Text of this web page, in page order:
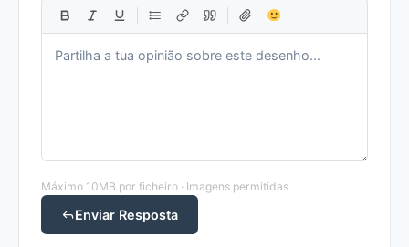
Máximo 10MB por ficheiro · Imagens permitidas
Enviar Resposta